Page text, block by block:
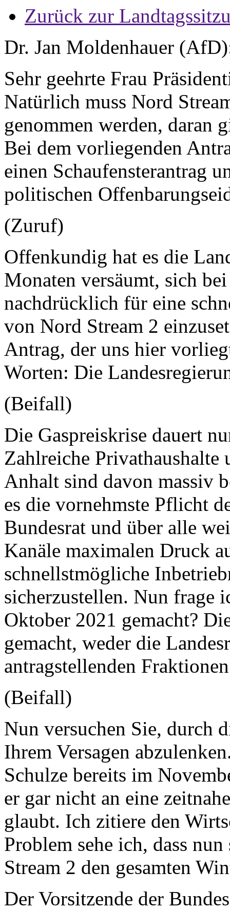
Zurück zur
Dr. Jan Moldenhauer
Sehr geehrte Frau
Natürlich muss Nord
genommen werden, daran
Bei dem vorliegenden
einen Schaufensterantrag
politischen
(Zuruf)
Offenkundig hat es die
Monaten versäumt, sich
nachdrücklich für eine
von Nord Stream 2
Antrag, der uns hier
Worten: Die
(Beifall)
Die Gaspreiskrise dauert
Zahlreiche Privathaushalte
Anhalt sind davon massiv
es die vornehmste Pflicht
Bundesrat und über alle
Kanäle maximalen Druck
schnellstmögliche
sicherzustellen. Nun frage
Oktober 2021 gemacht?
gemacht, weder die
antragstellenden
(Beifall)
Nun versuchen Sie, durch
Ihrem Versagen
Schulze bereits im
er gar nicht an eine
glaubt. Ich zitiere den
Problem sehe ich, dass
Stream 2 den gesamten
Der Vorsitzende der